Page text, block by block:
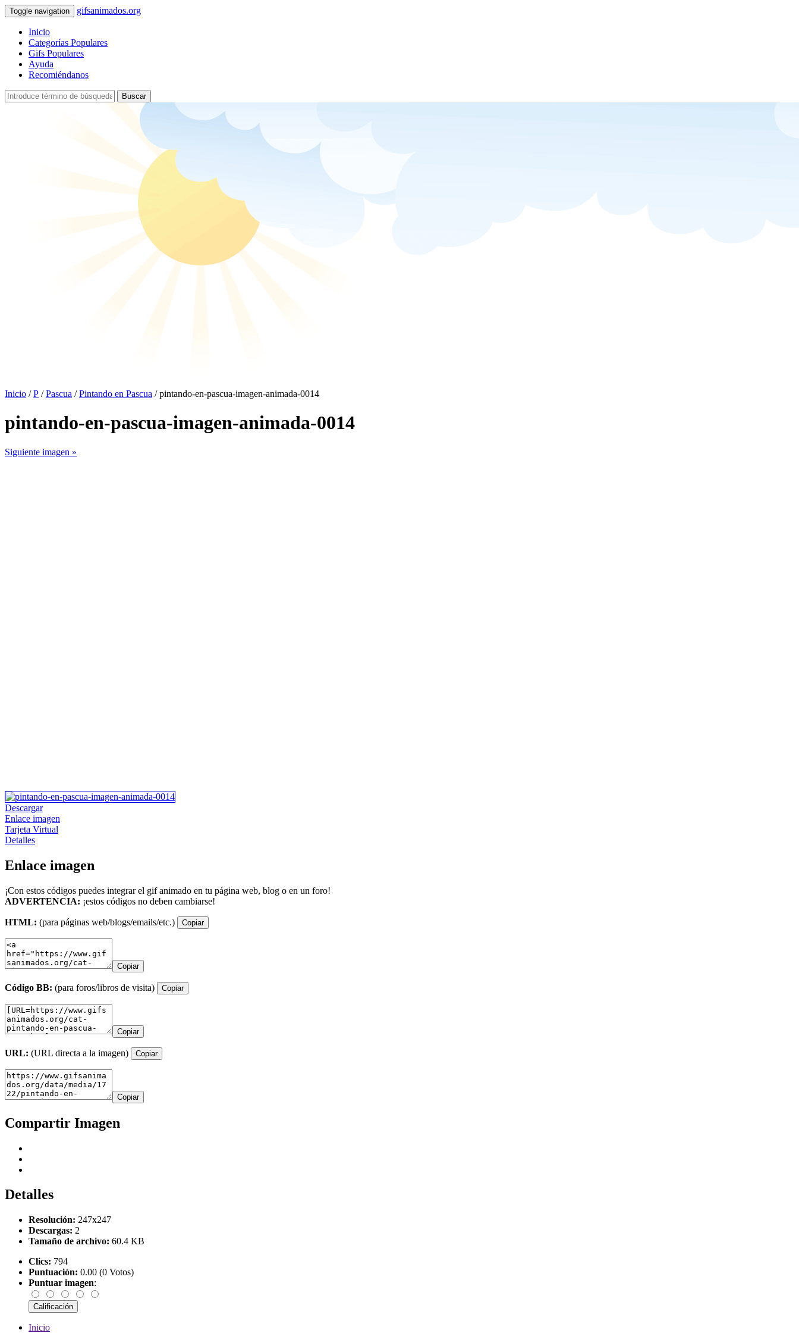
Toggle navigation gifsanimados.org
Inicio
Categorías Populares
Gifs Populares
Ayuda
Recomiéndanos
Buscar
Inicio /P /Pascua /Pintando en Pascua / pintando-en-pascua-imagen-animada-0014
pintando-en-pascua-imagen-animada-0014
Siguiente imagen »
Descargar
Enlace imagen
Tarjeta Virtual
Detalles
Enlace imagen
¡Con estos códigos puedes integrar el gif animado en tu página web, blog o en un foro!
ADVERTENCIA: ¡estos códigos no deben cambiarse!
HTML: (para páginas web/blogs/emails/etc.) Copiar
Copiar
Código BB: (para foros/libros de visita) Copiar
Copiar
URL: (URL directa a la imagen) Copiar
Copiar
Compartir Imagen
Detalles
Resolución: 247x247
Descargas: 2
Tamaño de archivo: 60.4 KB
Clics: 794
Puntuación: 0.00 (0 Votos)
Puntuar imagen:
Inicio